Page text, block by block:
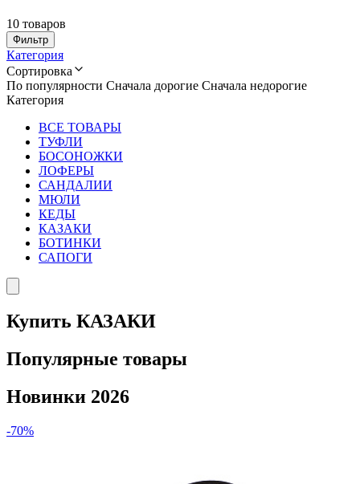
10 товаров
Фильтр
Категория
Сортировка
По популярности Сначала дорогие Сначала недорогие
Категория
ВСЕ ТОВАРЫ
ТУФЛИ
БОСОНОЖКИ
ЛОФЕРЫ
САНДАЛИИ
МЮЛИ
КЕДЫ
КАЗАКИ
БОТИНКИ
САПОГИ
Купить КАЗАКИ
Популярные товары
Новинки 2026
-70%